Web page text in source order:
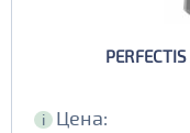
i Цена: